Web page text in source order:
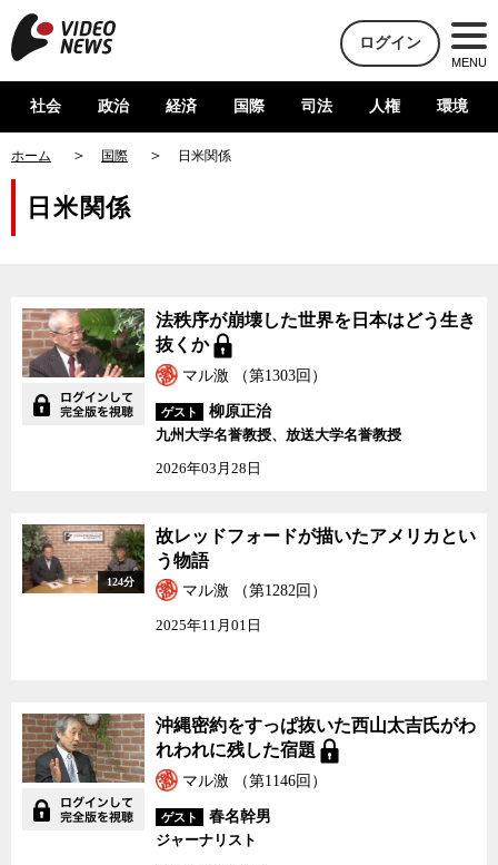
ログイン
MENU
社会 政治 経済 国際 司法 人権 環境
ホーム 国際 日米関係
日米関係
法秩序が崩壊した世界を日本はどう生き
抜くか
マル激 （第1303回）
ゲスト
柳原正治
九州大学名誉教授、放送大学名誉教授
2026年03月28日
124分
故レッドフォードが描いたアメリカとい
う物語
マル激 （第1282回）
2025年11月01日
沖縄密約をすっぱ抜いた西山太吉氏がわ
れわれに残した宿題
マル激 （第1146回）
ゲスト
春名幹男
ジャーナリスト